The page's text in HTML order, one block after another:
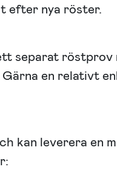
efter nya röster.
separat röstprov
en relativt
kan leverera en